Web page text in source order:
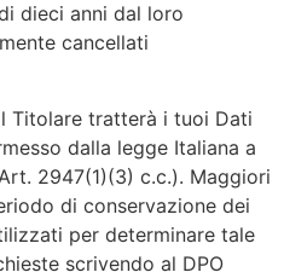
dieci anni dal loro
cancellati
Titolare tratterà i tuoi Dati
dalla legge Italiana a
2947(1)(3) c.c.). Maggiori
di conservazione dei
per determinare tale
scrivendo al DPO